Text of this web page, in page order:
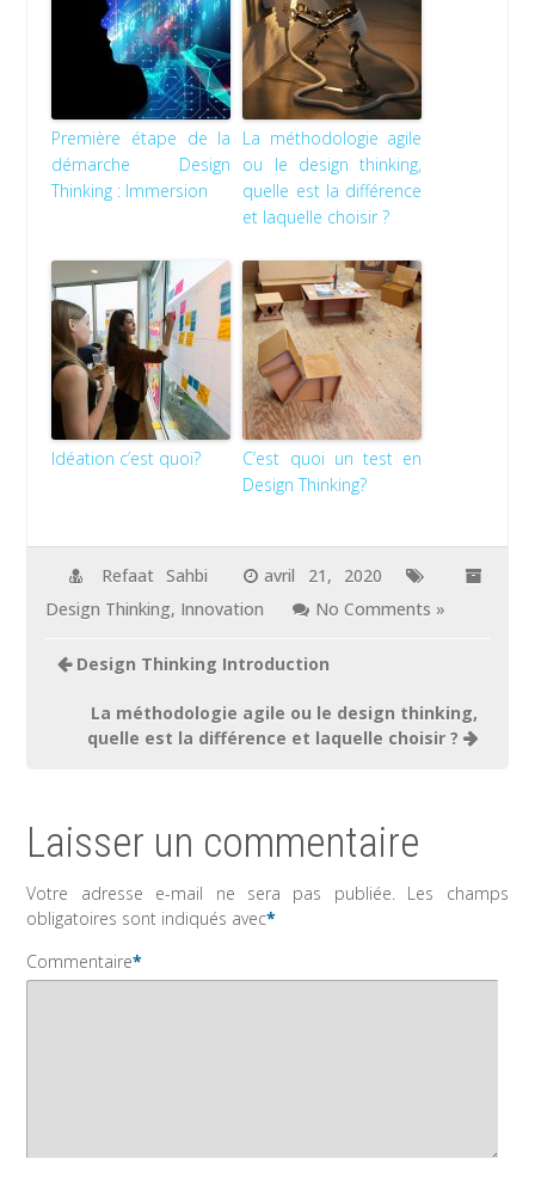
Première étape de la
démarche Design
Thinking : Immersion
La méthodologie agile
ou le design thinking,
quelle est la différence
et laquelle choisir ?
Idéation c’est quoi?
C’est quoi un test en
Design Thinking?
Refaat Sahbi
avril 21, 2020
Design Thinking, Innovation No Comments »
Design Thinking Introduction
La méthodologie agile ou le design thinking,
quelle est la différence et laquelle choisir ?
Laisser un commentaire
Votre adresse e-mail ne sera pas publiée. Les champs
obligatoires sont indiqués avec*
Commentaire*